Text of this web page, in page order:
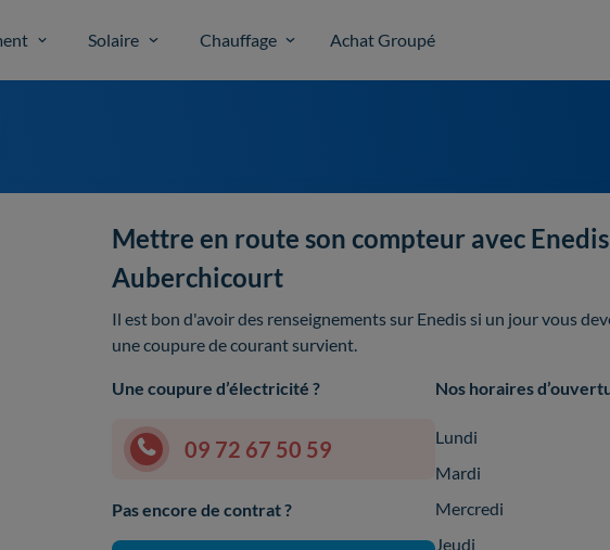
Solaire Chauffage Achat Groupé
Mettre en route son compteur avec
Auberchicourt
Il est bon d'avoir des renseignements sur Enedis si un jour vous
une coupure de courant survient.
Une coupure d’électricité ?
09 72 67 50 59
Pas encore de contrat ?
Nos horaires
Lundi
Mardi
Mercredi
Jeudi